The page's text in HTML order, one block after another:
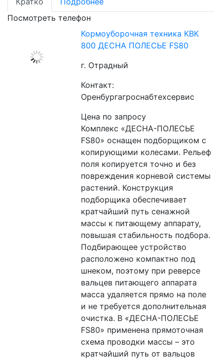
Посмотреть телефон
Кормоуборочная техника КВК
800 ДЕСНА ПОЛЕСЬЕ FS80
г. Отрадный
Контакт:
Оренбургагроснабтехсервис
Цена по запросу
Комплекс «ДЕСНА-ПОЛЕСЬЕ
FS80» оснащен подборщиком с
копирующими колесами. Рельеф
поля копируется точно и без
повреждения корневой системы
растений. Конструкция
подборщика обеспечивает
кратчайший путь сенажной
массы к питающему аппарату,
повышая стабильность подбора.
Подбирающее устройство
расположено компактно под
шнеком, поэтому при реверсе
вальцев питающего аппарата
масса удаляется прямо на поле
и не требуется дополнительная
очистка. В «ДЕСНА-ПОЛЕСЬЕ
FS80» применена прямоточная
схема проводки массы – это
кратчайший путь от вальцов